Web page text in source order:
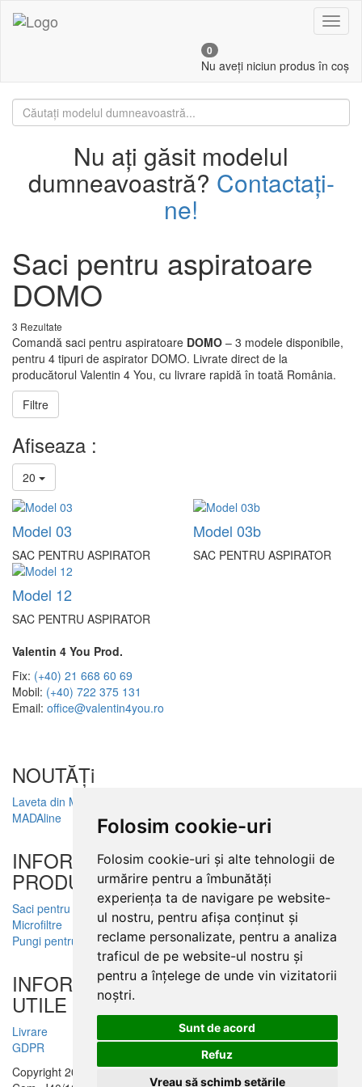
Folosim cookie-uri
Folosim cookie-uri și alte tehnologii de
urmărire pentru a îmbunătăți
experiența ta de navigare pe website-
ul nostru, pentru afișa conținut și
reclame personalizate, pentru a analiza
traficul de pe website-ul nostru și
pentru a înțelege de unde vin vizitatorii
noștri.
Sunt de acord
Refuz
Vreau să schimb setările
0
Nu aveți niciun produs în coș
Nu ați găsit modelul
dumneavoastră? Contactați-
ne!
Saci pentru aspiratoare
DOMO
3 Rezultate
Comandă saci pentru aspiratoare DOMO – 3 modele disponibile,
pentru 4 tipuri de aspirator DOMO. Livrate direct de la
producătorul Valentin 4 You, cu livrare rapidă în toată România.
Filtre
Afiseaza :
20
Model 03
SAC PENTRU ASPIRATOR
Model 03b
SAC PENTRU ASPIRATOR
Model 12
SAC PENTRU ASPIRATOR
Valentin 4 You Prod.
Fix: (+40) 21 668 60 69
Mobil: (+40) 722 375 131
Email: office@valentin4you.ro
NOUTĂȚi
Laveta din Microfibră
MADAline
INFORMATII
PRODUSE
Saci pentru aspirator
Microfiltre
Pungi pentru colectare praf
INFORMATII
UTILE
Livrare
GDPR
Copyright 2005-2026 Valentin 4 You Prod, CUI: RO1579181, Reg.